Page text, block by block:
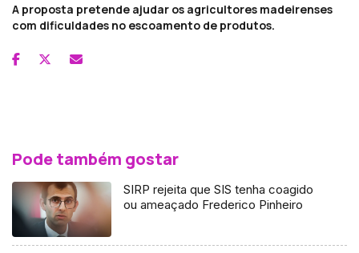
A proposta pretende ajudar os agricultores madeirenses
com dificuldades no escoamento de produtos.
Pode também gostar
SIRP rejeita que SIS tenha coagido
ou ameaçado Frederico Pinheiro